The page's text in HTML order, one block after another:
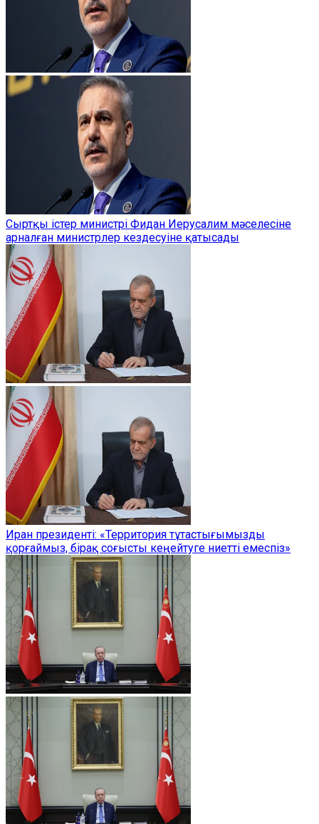
Сыртқы істер министрі Фидан Иерусалим мәселесіне
арналған министрлер кездесуіне қатысады
Иран президенті: «Территория тұтастығымызды
қорғаймыз, бірақ соғысты кеңейтуге ниетті емеспіз»